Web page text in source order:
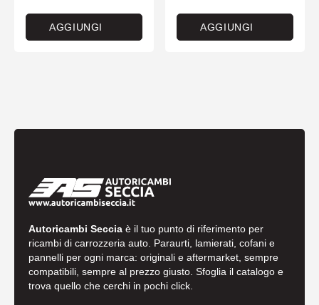
AGGIUNGI AGGIUNGI
Autoricambi Seccia è il tuo punto di riferimento per
ricambi di carrozzeria auto. Paraurti, lamierati, cofani e
pannelli per ogni marca: originali e aftermarket, sempre
compatibili, sempre al prezzo giusto. Sfoglia il catalogo e
trova quello che cerchi in pochi click.